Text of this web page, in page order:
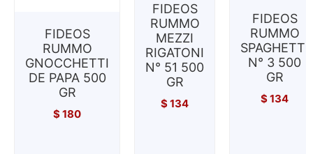
FIDEOS
RUMMO
GNOCCHETTI
DE PAPA 500
GR
$180
FIDEOS
RUMMO
MEZZI
RIGATONI
N° 51 500
GR
$134
FIDEOS
RUMMO
SPAGHETTI
N° 3 500
GR
$134